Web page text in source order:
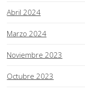
Abril 2024
Marzo 2024
Noviembre 2023
Octubre 2023